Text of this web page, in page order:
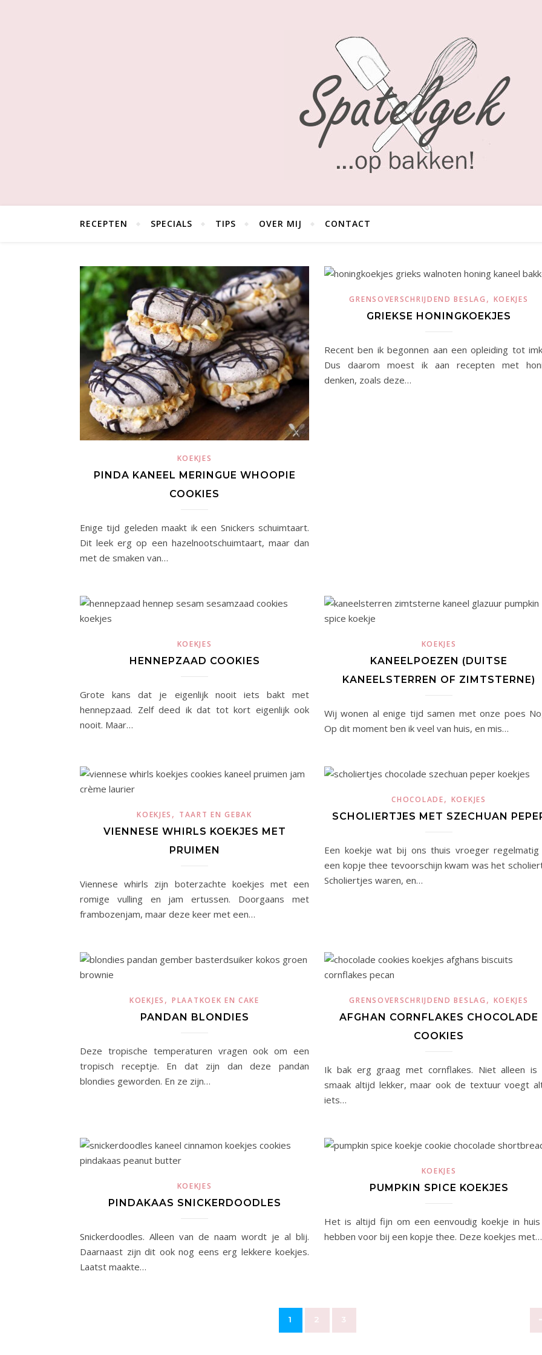
RECEPTEN SPECIALS TIPS OVER MIJ CONTACT
KOEKJES
PINDA KANEEL MERINGUE WHOOPIE
COOKIES
Enige tijd geleden maakt ik een Snickers schuimtaart.
Dit leek erg op een hazelnootschuimtaart, maar dan
met de smaken van…
GRENSOVERSCHRIJDEND BESLAG , KOEKJES
GRIEKSE HONINGKOEKJES
Recent ben ik begonnen aan een opleiding tot
Dus daarom moest ik aan recepten met
denken, zoals deze…
KOEKJES
HENNEPZAAD COOKIES
Grote kans dat je eigenlijk nooit iets bakt met
hennepzaad. Zelf deed ik dat tot kort eigenlijk ook
nooit. Maar…
KOEKJES
KANEELPOEZEN (DUITSE
KANEELSTERREN OF ZIMTSTERNE)
Wij wonen al enige tijd samen met onze poes
Op dit moment ben ik veel van huis, en mis…
KOEKJES , TAART EN GEBAK
VIENNESE WHIRLS KOEKJES MET
PRUIMEN
Viennese whirls zijn boterzachte koekjes met een
romige vulling en jam ertussen. Doorgaans met
frambozenjam, maar deze keer met een…
CHOCOLADE, KOEKJES
SCHOLIERTJES MET SZECHUAN
Een koekje wat bij ons thuis vroeger
een kopje thee tevoorschijn kwam was het
Scholiertjes waren, en…
KOEKJES , PLAATKOEK EN CAKE
PANDAN BLONDIES
Deze tropische temperaturen vragen ook om een
tropisch receptje. En dat zijn dan deze pandan
blondies geworden. En ze zijn…
GRENSOVERSCHRIJDEND BESLAG , KOEKJES
AFGHAN CORNFLAKES CHOCOLADE
COOKIES
Ik bak erg graag met cornflakes. Niet alleen is
smaak altijd lekker, maar ook de textuur voegt
iets…
KOEKJES
PINDAKAAS SNICKERDOODLES
Snickerdoodles. Alleen van de naam wordt je al blij.
Daarnaast zijn dit ook nog eens erg lekkere koekjes.
Laatst maakte…
KOEKJES
PUMPKIN SPICE KOEKJES
Het is altijd fijn om een eenvoudig koekje in
hebben voor bij een kopje thee. Deze koekjes met…
1 2 3